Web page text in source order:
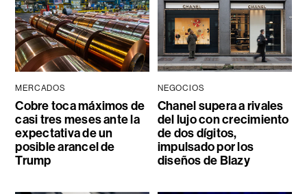
MERCADOS
Cobre toca máximos de
casi tres meses ante la
expectativa de un
posible arancel de
Trump
NEGOCIOS
Chanel supera a rivales
del lujo con crecimiento
de dos dígitos,
impulsado por los
diseños de Blazy